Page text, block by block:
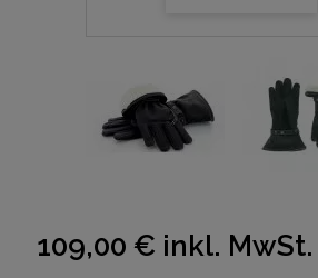
109,00 € inkl. MwSt.